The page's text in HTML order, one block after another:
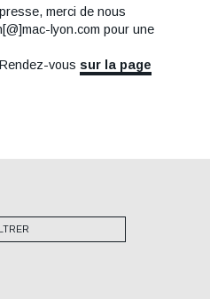
merci de nous
lyon.com pour une
vous sur la page